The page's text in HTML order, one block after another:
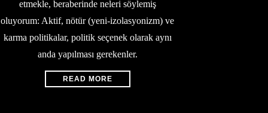
etmekle, beraberinde neleri söylemiş
oluyorum: Aktif, nötür (yeni-izolasyonizm) ve
karma politikalar, politik seçenek olarak aynı
anda yapılması gerekenler.
READ MORE